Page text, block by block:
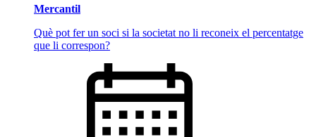
Mercantil
Què pot fer un soci si la societat no li reconeix el percentatge
que li correspon?